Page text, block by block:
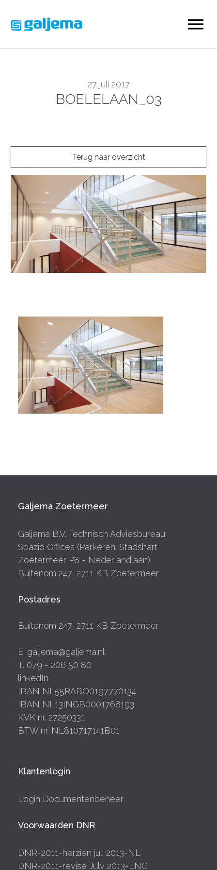
27 juli 2017
BOELELAAN_03
Terug naar overzicht
Galjema Zoetermeer
Galjema B.V. Technisch Adviesbureau
Spazio Offices (Parkeren: Stadshart
Zoetermeer P8 - Nederlandlaan)
Buitenom 247, 2711 KB Zoetermeer
Postadres
Buitenom 247, 2711 KB Zoetermeer
E. galjema@galjema.nl
T. 079 - 206 50 80
linkedIn
IBAN NL55RABO0197770134
IBAN NL13INGB0001768193
KVK nr. 27250331
BTW nr. NL810717141B01
Klantenlogin
Login Documentenbeheer
Voorwaarden DNR
DNR-2011-herzien juli 2013-NL
DNR-2011-revise July 2013-ENG